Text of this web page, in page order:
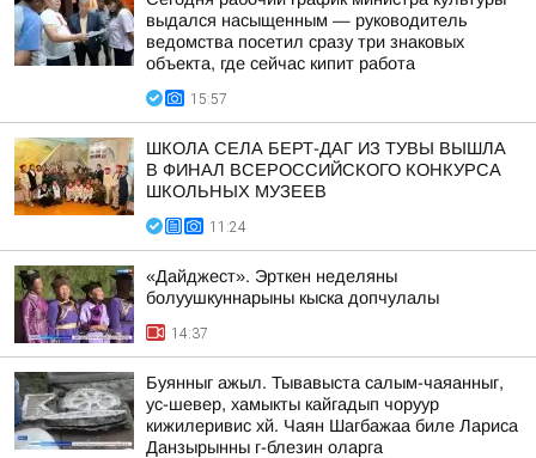
выдался насыщенным — руководитель
ведомства посетил сразу три знаковых
объекта, где сейчас кипит работа
15:57
ШКОЛА СЕЛА БЕРТ-ДАГ ИЗ ТУВЫ ВЫШЛА
В ФИНАЛ ВСЕРОССИЙСКОГО КОНКУРСА
ШКОЛЬНЫХ МУЗЕЕВ
11:24
«Дайджест». Эрткен неделяны
болуушкуннарыны кыска допчулалы
14:37
Буянныг ажыл. Тывавыста салым-чаяанныг,
ус-шевер, хамыкты кайгадып чоруур
кижилеривис хй. Чаян Шагбажаа биле Лариса
Данзырынны г-блезин оларга